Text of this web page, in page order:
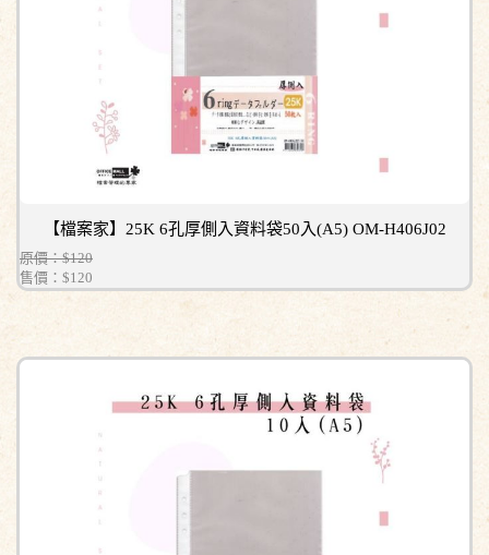
【檔案家】25K 6孔厚側入資料袋50入(A5) OM-H406J02
原價：$120
售價： $120